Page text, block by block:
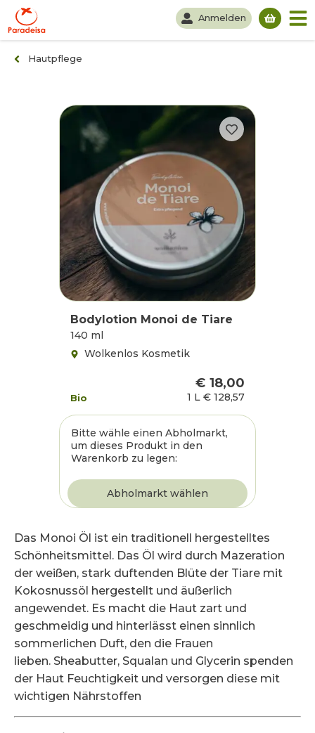
Anmelden
Hautpflege
Bodylotion Monoi de Tiare
140 ml
Wolkenlos Kosmetik
Bio
€ 18,00
1 L € 128,57
Bitte wähle einen Abholmarkt,
um dieses Produkt in den
Warenkorb zu legen:
Das Monoi Öl ist ein traditionell hergestelltes
Schönheitsmittel. Das Öl wird durch Mazeration
der weißen, stark duftenden Blüte der Tiare mit
Kokosnussöl hergestellt und äußerlich
angewendet. Es macht die Haut zart und
geschmeidig und hinterlässt einen sinnlich
sommerlichen Duft, den die Frauen
lieben. Sheabutter, Squalan und Glycerin spenden
der Haut Feuchtigkeit und versorgen diese mit
wichtigen Nährstoffen